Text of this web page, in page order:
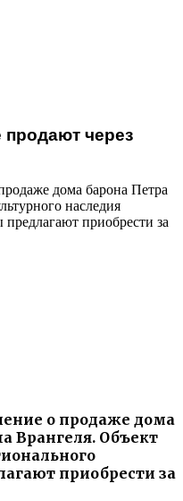
через
дома барона Петра
наследия
приобрести за
о продаже дома
Врангеля. Объект
приобрести за